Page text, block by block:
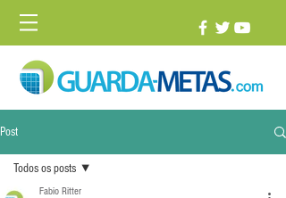
Post
Todos os posts
Fabio Ritter